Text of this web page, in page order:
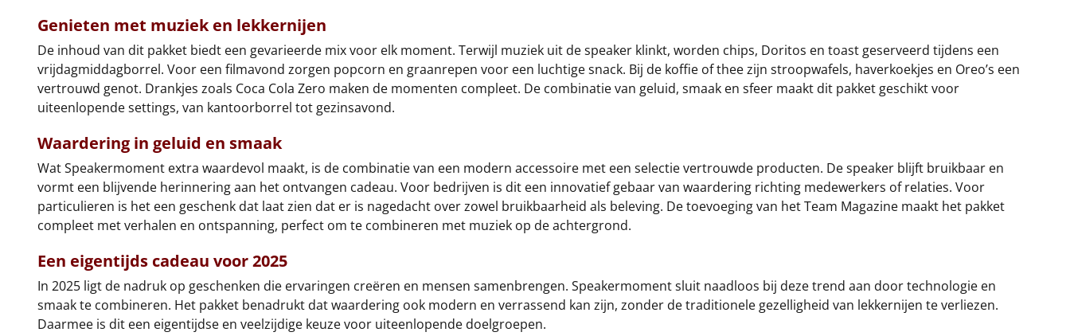
Genieten met muziek en lekkernijen
De inhoud van dit pakket biedt een gevarieerde mix voor elk moment. Terwijl muziek uit de speaker klinkt, worden chips, Doritos en toast geserveerd tijdens een
vrijdagmiddagborrel. Voor een filmavond zorgen popcorn en graanrepen voor een luchtige snack. Bij de koffie of thee zijn stroopwafels, haverkoekjes en Oreo’s een
vertrouwd genot. Drankjes zoals Coca Cola Zero maken de momenten compleet. De combinatie van geluid, smaak en sfeer maakt dit pakket geschikt voor
uiteenlopende settings, van kantoorborrel tot gezinsavond.
Waardering in geluid en smaak
Wat Speakermoment extra waardevol maakt, is de combinatie van een modern accessoire met een selectie vertrouwde producten. De speaker blijft bruikbaar en
vormt een blijvende herinnering aan het ontvangen cadeau. Voor bedrijven is dit een innovatief gebaar van waardering richting medewerkers of relaties. Voor
particulieren is het een geschenk dat laat zien dat er is nagedacht over zowel bruikbaarheid als beleving. De toevoeging van het Team Magazine maakt het pakket
compleet met verhalen en ontspanning, perfect om te combineren met muziek op de achtergrond.
Een eigentijds cadeau voor 2025
In 2025 ligt de nadruk op geschenken die ervaringen creëren en mensen samenbrengen. Speakermoment sluit naadloos bij deze trend aan door technologie en
smaak te combineren. Het pakket benadrukt dat waardering ook modern en verrassend kan zijn, zonder de traditionele gezelligheid van lekkernijen te verliezen.
Daarmee is dit een eigentijdse en veelzijdige keuze voor uiteenlopende doelgroepen.